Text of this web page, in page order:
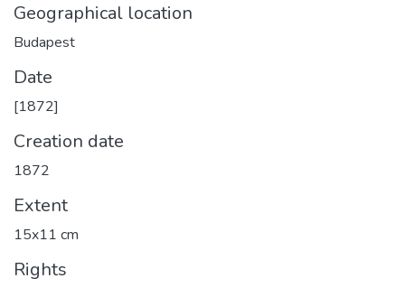
Geographical location
Budapest
Date
[1872]
Creation date
1872
Extent
15x11 cm
Rights